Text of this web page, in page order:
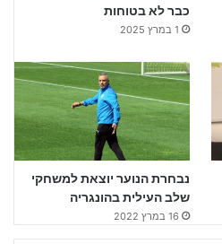
כבר לא בטוחות
1 במרץ 2025
נבחרת הנוער יוצאת למשחקי
שלב העילית בהונגריה
16 במרץ 2022